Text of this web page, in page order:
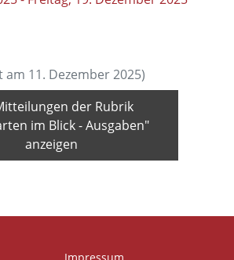
am 11. Dezember 2025)
der Rubrik
im Blick - Ausgaben"
anzeigen